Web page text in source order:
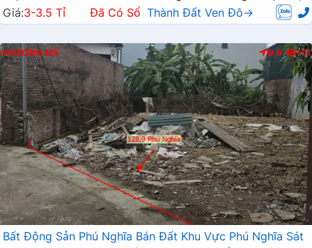
Giá:3-3.5 Tỉ Đã Có Sổ Thành Đất Ven Đô→
CHƯƠNG MỸ Đ.B 191
Bất Động Sản Phú Nghĩa Bán Đất Khu Vực Phú Nghĩa Sát